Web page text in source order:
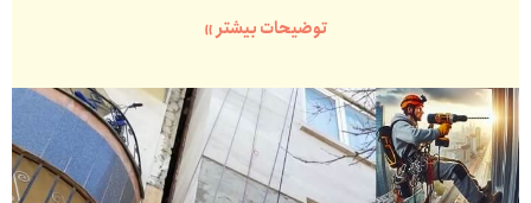
توضیحات بیشتر »